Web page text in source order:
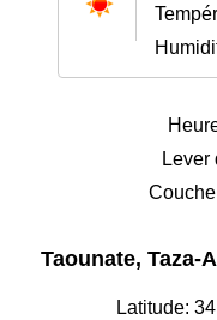
Lever
Taounate, Taza-
Latitude: